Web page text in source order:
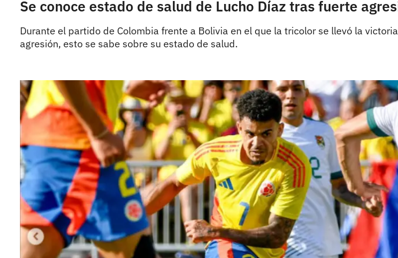
Se conoce estado de salud de Lucho Díaz tras fuerte
Durante el partido de Colombia frente a Bolivia en el que la tricolor se llevó la
agresión, esto se sabe sobre su estado de salud.